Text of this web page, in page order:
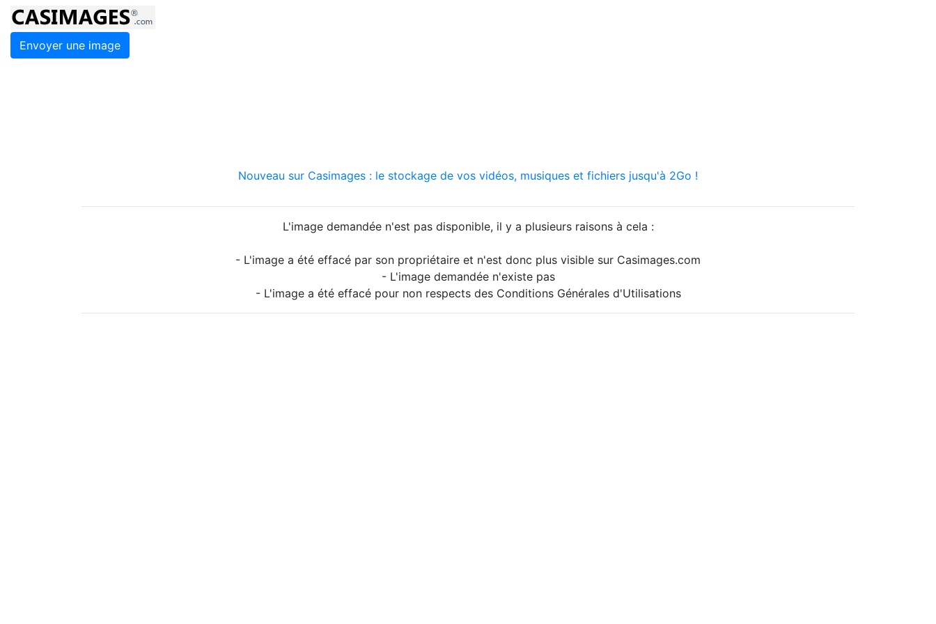
Envoyer une image
Nouveau sur Casimages : le stockage de vos vidéos, musiques et fichiers jusqu'à 2Go !
L'image demandée n'est pas disponible, il y a plusieurs raisons à cela :
- L'image a été effacé par son propriétaire et n'est donc plus visible sur Casimages.com
- L'image demandée n'existe pas
- L'image a été effacé pour non respects des Conditions Générales d'Utilisations